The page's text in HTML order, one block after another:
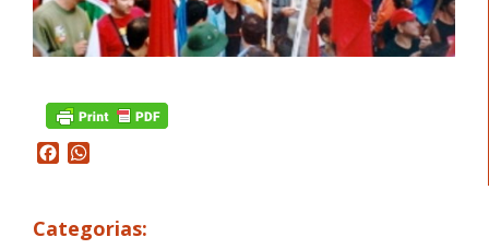
Facebook
Categorias: